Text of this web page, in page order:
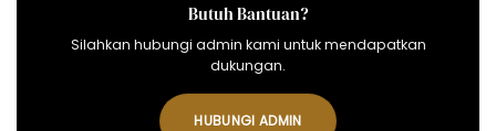
Butuh Bantuan?
Silahkan hubungi admin kami untuk mendapatkan
dukungan.
HUBUNGI ADMIN